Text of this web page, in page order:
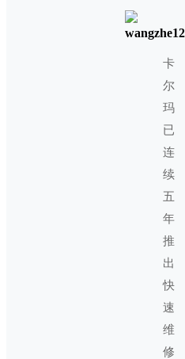
卡
尔
玛
已
连
续
五
年
推
出
快
速
维
修